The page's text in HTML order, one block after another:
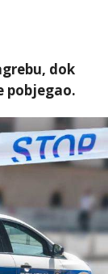
dok
pobjegao.